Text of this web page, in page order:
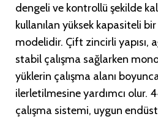
dengeli ve kontrollü şekilde
kullanılan yüksek kapasiteli
modelidir. Çift zincirli yapısı,
stabil çalışma sağlarken
yüklerin çalışma alanı
ilerletilmesine yardımcı olur.
çalışma sistemi, uygun